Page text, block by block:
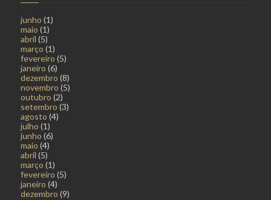
junho (1)
maio (1)
abril (5)
março (1)
fevereiro (5)
janeiro (6)
dezembro (8)
novembro (5)
outubro (2)
setembro (3)
agosto (4)
julho (1)
junho (6)
maio (4)
abril (5)
março (1)
fevereiro (5)
janeiro (4)
dezembro (9)